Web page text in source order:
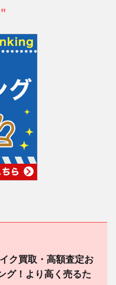
ク買取・高額査定お
グ！より高く売るた